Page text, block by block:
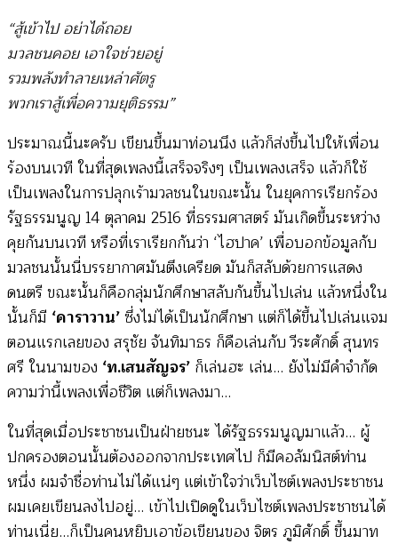
“สู้เข้าไป อย่าได้ถอย
มวลชนคอย เอาใจช่วยอยู่
รวมพลังทำลายเหล่าศัตรู
พวกเราสู้เพื่อความยุติธรรม”
ประมาณนี้นะครับ เขียนขึ้นมาท่อนนึง แล้วก็ส่งขึ้นไปให้เพื่อน
ร้องบนเวที ในที่สุดเพลงนี้เสร็จจริงๆ เป็นเพลงเสร็จ แล้วก็ใช้
เป็นเพลงในการปลุกเร้ามวลชนในขณะนั้น ในยุคการเรียกร้อง
รัฐธรรมนูญ 14 ตุลาคม 2516 ที่ธรรมศาสตร์ มันเกิดขึ้นระหว่าง
คุยกันบนเวที หรือที่เราเรียกกันว่า ‘ไฮปาค’ เพื่อบอกข้อมูลกับ
มวลชนนั้นนี่บรรยากาศมันตึงเครียด มันก็สลับด้วยการแสดง
ดนตรี ขณะนั้นก็คือกลุ่มนักศึกษาสลับกันขึ้นไปเล่น แล้วหนึ่งใน
นั้นก็มี ‘คาราวาน’ซึ่งไม่ได้เป็นนักศึกษา แต่ก็ได้ขึ้นไปเล่นแจม
ตอนแรกเลยของ สรุชัย จันทิมาธร ก็คือเล่นกับ วีระศักดิ์ สุนทร
ศรี ในนามของ ‘ท.เสนสัญจร’ ก็เล่นฮะ เล่น… ยังไม่มีคำจำกัด
ความว่านี้เพลงเพื่อชีวิต แต่ก็เพลงมา…
ในที่สุดเมื่อประชาชนเป็นฝ่ายชนะ ได้รัฐธรรมนูญมาแล้ว… ผู้
ปกครองตอนนั้นต้องออกจากประเทศไป ก็มีคอลัมนิสต์ท่าน
หนึ่ง ผมจำชื่อท่านไม่ได้แน่ๆ แต่เข้าใจว่าเว็บไซต์เพลงประชาชน
ผมเคยเขียนลงไปอยู่… เข้าไปเปิดดูในเว็บไซต์เพลงประชาชนได้
ท่านเนี่ย…ก็เป็นคนหยิบเอาข้อเขียนของ จิตร ภูมิศักดิ์ ขึ้นมาท